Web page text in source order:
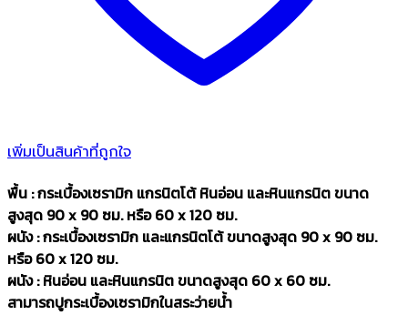
เพิ่มเป็นสินค้าที่ถูกใจ
พื้น : กระเบื้องเซรามิก แกรนิตโต้ หินอ่อน และหินแกรนิต ขนาด
สูงสุด 90 x 90 ซม. หรือ 60 x 120 ซม.
ผนัง : กระเบื้องเซรามิก และแกรนิตโต้ ขนาดสูงสุด 90 x 90 ซม.
หรือ 60 x 120 ซม.
ผนัง : หินอ่อน และหินแกรนิต ขนาดสูงสุด 60 x 60 ซม.
สามารถปูกระเบื้องเซรามิกในสระว่ายน้ำ